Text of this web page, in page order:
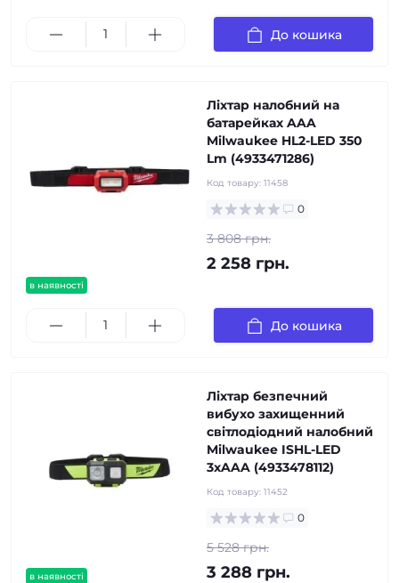
До кошика
в наявності
Ліхтар налобний на
батарейках AAA
Milwaukee HL2-LED 350
Lm (4933471286)
Код товару: 11458
0
3 808 грн.
2 258 грн.
До кошика
в наявності
Ліхтар безпечний
вибухо захищенний
світлодіодний налобний
Milwaukee ISHL-LED
3xAAA (4933478112)
Код товару: 11452
0
5 528 грн.
3 288 грн.